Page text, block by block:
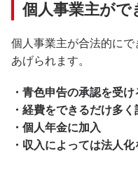
個人事業主がで
個人事業主が合法的に
あげられます。
・青色申告の承認を受け
・経費をできるだけ多
・個人年金に加入
・収入によっては法人